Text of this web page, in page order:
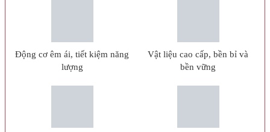
Động cơ êm ái, tiết kiệm năng
lượng
Vật liệu cao cấp, bền bỉ và
bền vững